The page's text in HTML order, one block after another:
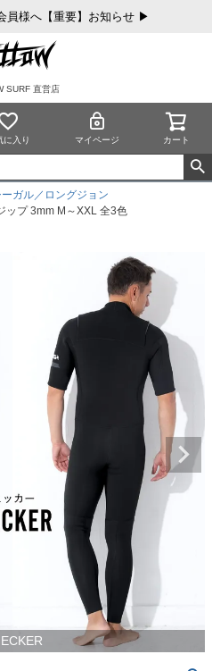
員様へ【重要】お知らせ ▶
SURF 直営店
に入り マイページ カート
ーガル／ロングジョン
ップ 3mm M～XXL 全3色